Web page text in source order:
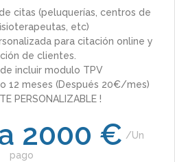
citas (peluquerías, centros de
etc)
para citación online y
de clientes.
incluir modulo TPV
12 meses (Después 20€/mes)
PERSONALIZABLE !
2000 €
Un
pago